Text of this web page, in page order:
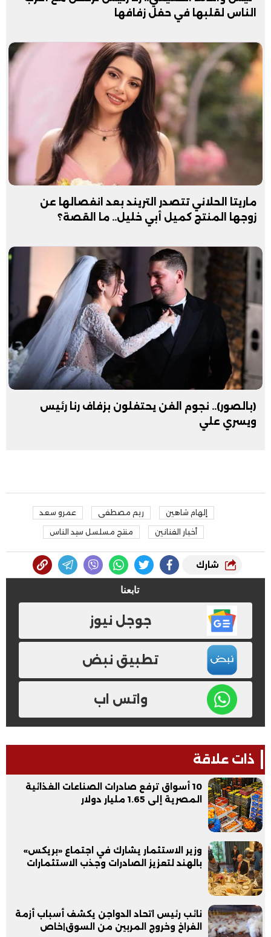
الناس لقلبها في حفل زفافها
ماريتا الحلاني تتصدر التريند بعد انفصالها عن
زوجها المنتج كميل أبي خليل.. ما القصة؟
(بالصور).. نجوم الفن يحتفلون بزفاف رنا رئيس
ويسري علي
إلهام شاهين ريم مصطفى عمرو سعد
أخبار الفنانين منتج مسلسل سيد الناس
شارك
تابعنا
جوجل نيوز
تطبيق نبض
واتس اب
ذات علاقة
10 أسواق ترفع صادرات الصناعات الغذائية
المصرية إلى 1.65 مليار دولار
وزير الاستثمار يشارك في اجتماع «بريكس»
بالهند لتعزيز الصادرات وجذب الاستثمارات
نائب رئيس اتحاد الدواجن يكشف أسباب أزمة
الفراخ وخروج المربين من السوق|خاص